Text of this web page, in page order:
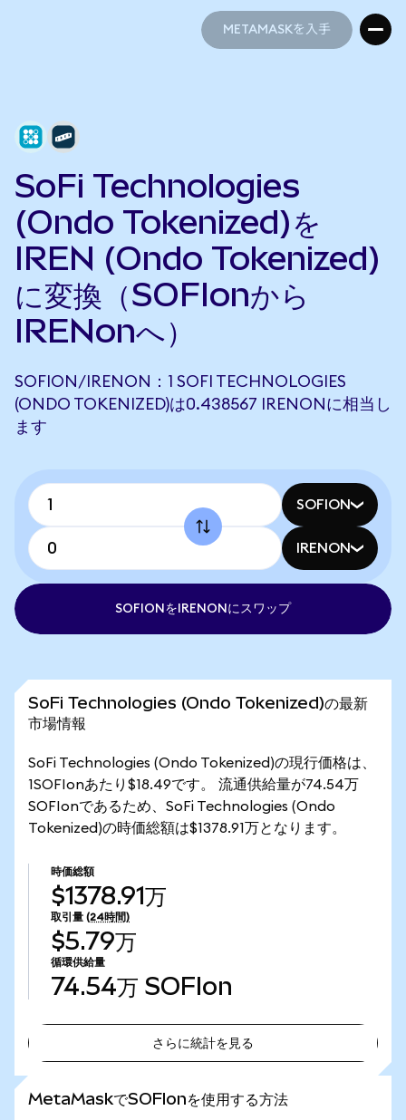
METAMASKを入手
SoFi Technologies
(Ondo Tokenized)を
IREN (Ondo Tokenized)
に変換（SOFIonから
IRENonへ）
SOFION/IRENON：1 SOFI TECHNOLOGIES
(ONDO TOKENIZED)は0.438567 IRENONに相当し
ます
SOFION
IRENON
SOFIONをIRENONにスワップ
SoFi Technologies (Ondo Tokenized)の最新
市場情報
SoFi Technologies (Ondo Tokenized)の現行価格は、
1SOFIonあたり$18.49です。 流通供給量が74.54万
SOFIonであるため、SoFi Technologies (Ondo
Tokenized)の時価総額は$1378.91万となります。
時価総額
$1378.91万
取引量 (24時間)
$5.79万
循環供給量
74.54万 SOFIon
さらに統計を見る
MetaMaskでSOFIonを使用する方法